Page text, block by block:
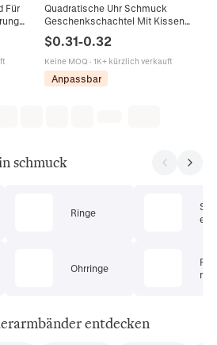
Für
Quadratische Uhr Schmuck
Geschenkschachtel Mit Kissen
Litschi Krokodil Muster Leder Optik
Armband Etui Aufbewahrungsbox
$0.31-0.32
Keine MOQ · 1K+ kürzlich verkauft
Anpassbar
schmuck
Ringe
Ohrringe
ets
entdecken